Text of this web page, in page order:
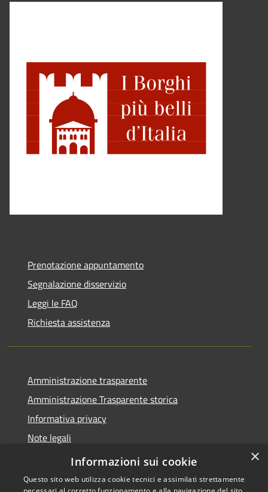
Prenotazione appuntamento
Segnalazione disservizio
Leggi le FAQ
Richiesta assistenza
Amministrazione trasparente
Amministrazione Trasparente storica
Informativa privacy
Note legali
Dichiarazione di accessibilità
×
Informazioni sui cookie
Questo sito web utilizza cookie tecnici e assimilati strettamente